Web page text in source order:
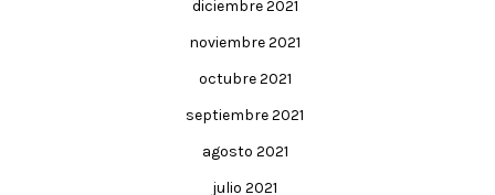
diciembre 2021
noviembre 2021
octubre 2021
septiembre 2021
agosto 2021
julio 2021